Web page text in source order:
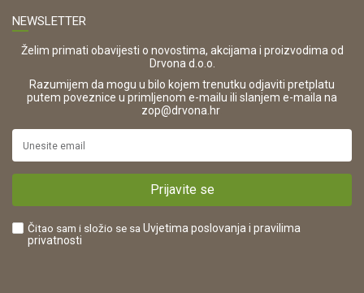
OIB:
42821181683
16280
https://www.drvona.hr/
POREZNI BROJ:
Zaštita privatnosti i osobnih podataka
Korištenje kolačića
Pravo na odustajanje i jednostrani raskid ugovora
Reklamacije
Plaćanje karticama
Što dobivam registracijom?
NEWSLETTER
Želim primati obavijesti o novostima, akcijama i proizvodima od
Drvona d.o.o.
Razumijem da mogu u bilo kojem trenutku odjaviti pretplatu
putem poveznice u primljenom e-mailu ili slanjem e-maila na
zop@drvona.hr
Prijavite se
Čitao sam i složio se sa Uvjetima poslovanja i pravilima
privatnosti